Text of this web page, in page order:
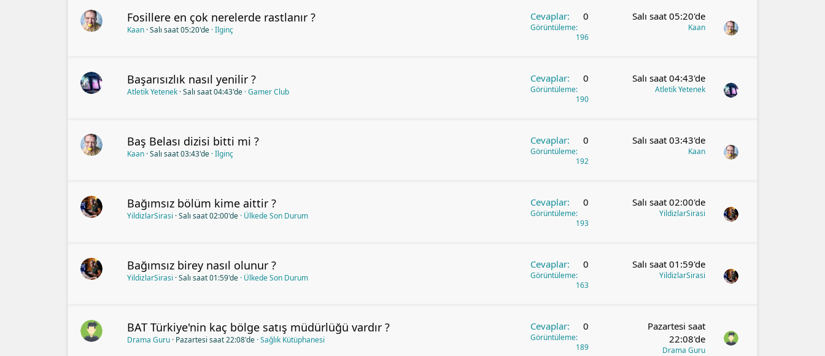
Fosillere en çok nerelerde rastlanır ?
Kaan Salı saat 05:20'de İlginç
Cevaplar 0
Görüntüleme
196
Salı saat 05:20'de
Kaan
Başarısızlık nasıl yenilir ?
Atletik Yetenek Salı saat 04:43'de Gamer Club
Cevaplar 0
Görüntüleme
190
Salı saat 04:43'de
Atletik Yetenek
Baş Belası dizisi bitti mi ?
Kaan Salı saat 03:43'de İlginç
Cevaplar 0
Görüntüleme
192
Salı saat 03:43'de
Kaan
Bağımsız bölüm kime aittir ?
YildizlarSirasi Salı saat 02:00'de Ülkede Son Durum
Cevaplar 0
Görüntüleme
193
Salı saat 02:00'de
YildizlarSirasi
Bağımsız birey nasıl olunur ?
YildizlarSirasi Salı saat 01:59'de Ülkede Son Durum
Cevaplar 0
Görüntüleme
163
Salı saat 01:59'de
YildizlarSirasi
BAT Türkiye'nin kaç bölge satış müdürlüğü vardır ?
Drama Guru Pazartesi saat 22:08'de Sağlık Kütüphanesi
Cevaplar 0
Görüntüleme
189
Pazartesi saat
22:08'de
Drama Guru